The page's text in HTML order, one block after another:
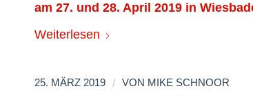
am 27. und 28. April 2019 in
Weiterlesen
25. MÄRZ 2019 / VON MIKE SCHNOOR